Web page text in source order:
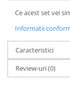
Ce acest set vei
Informatii
Caracteristici
Review-uri(0)